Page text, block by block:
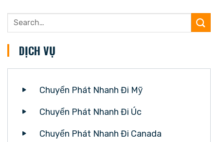
DỊCH VỤ
Chuyển Phát Nhanh Đi Mỹ
Chuyển Phát Nhanh Đi Úc
Chuyển Phát Nhanh Đi Canada